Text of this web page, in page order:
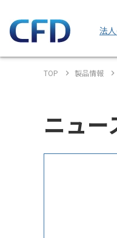
法
TOP 製品情報
ニュー